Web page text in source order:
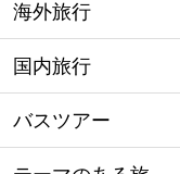
海外旅行
国内旅行
バスツアー